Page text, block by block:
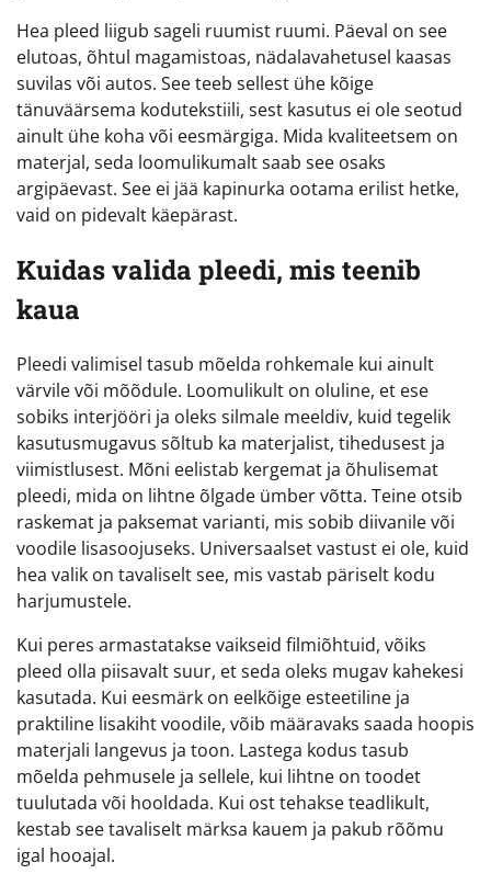
Hea pleed liigub sageli ruumist ruumi. Päeval on see
elutoas, õhtul magamistoas, nädalavahetusel kaasas
suvilas või autos. See teeb sellest ühe kõige
tänuväärsema kodutekstiili, sest kasutus ei ole seotud
ainult ühe koha või eesmärgiga. Mida kvaliteetsem on
materjal, seda loomulikumalt saab see osaks
argipäevast. See ei jää kapinurka ootama erilist hetke,
vaid on pidevalt käepärast.
Kuidas valida pleedi, mis teenib
kaua
Pleedi valimisel tasub mõelda rohkemale kui ainult
värvile või mõõdule. Loomulikult on oluline, et ese
sobiks interjööri ja oleks silmale meeldiv, kuid tegelik
kasutusmugavus sõltub ka materjalist, tihedusest ja
viimistlusest. Mõni eelistab kergemat ja õhulisemat
pleedi, mida on lihtne õlgade ümber võtta. Teine otsib
raskemat ja paksemat varianti, mis sobib diivanile või
voodile lisasoojuseks. Universaalset vastust ei ole, kuid
hea valik on tavaliselt see, mis vastab päriselt kodu
harjumustele.
Kui peres armastatakse vaikseid filmiõhtuid, võiks
pleed olla piisavalt suur, et seda oleks mugav kahekesi
kasutada. Kui eesmärk on eelkõige esteetiline ja
praktiline lisakiht voodile, võib määravaks saada hoopis
materjali langevus ja toon. Lastega kodus tasub
mõelda pehmusele ja sellele, kui lihtne on toodet
tuulutada või hooldada. Kui ost tehakse teadlikult,
kestab see tavaliselt märksa kauem ja pakub rõõmu
igal hooajal.